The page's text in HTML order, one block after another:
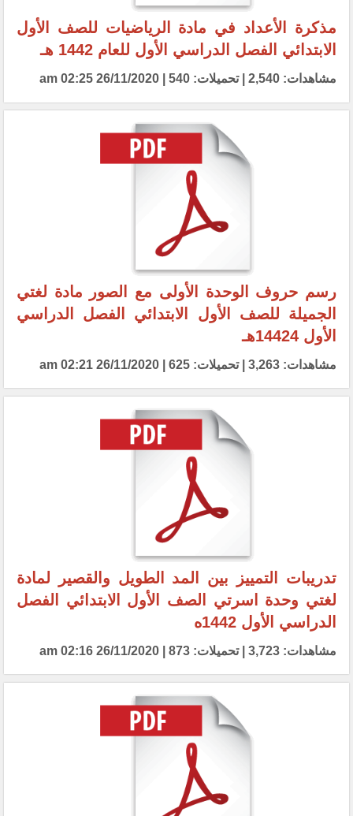
مذكرة الأعداد في مادة الرياضيات للصف الأول
الابتدائي الفصل الدراسي الأول للعام 1442 هـ
مشاهدات: 2,540 | تحميلات: 540 | 26/11/2020 02:25 am
رسم حروف الوحدة الأولى مع الصور مادة لغتي
الجميلة للصف الأول الابتدائي الفصل الدراسي
الأول 14424هـ
مشاهدات: 3,263 | تحميلات: 625 | 26/11/2020 02:21 am
تدريبات التمييز بين المد الطويل والقصير لمادة
لغتي وحدة اسرتي الصف الأول الابتدائي الفصل
الدراسي الأول 1442ه
مشاهدات: 3,723 | تحميلات: 873 | 26/11/2020 02:16 am